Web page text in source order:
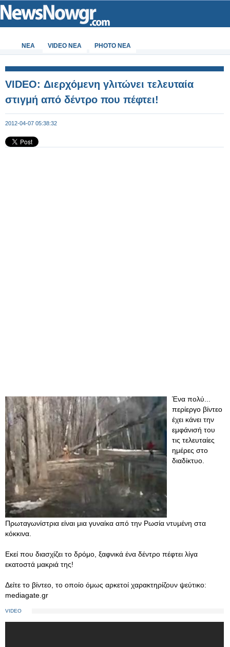
ΝΕΑ VIDEO NEA PHOTO NEA
VIDEO: Διερχόμενη γλιτώνει τελευταία
στιγμή από δέντρο που πέφτει!
2012-04-07 05:38:32
Ένα πολύ...
περίεργο βίντεο
έχει κάνει την
εμφάνισή του
τις τελευταίες
ημέρες στο
διαδίκτυο.
Πρωταγωνίστρια είναι μια γυναίκα από την Ρωσία ντυμένη στα
κόκκινα.
Εκεί που διασχίζει το δρόμο, ξαφνικά ένα δέντρο πέφτει λίγα
εκατοστά μακριά της!
Δείτε το βίντεο, το οποίο όμως αρκετοί χαρακτηρίζουν ψεύτικο:
mediagate.gr
VIDEO